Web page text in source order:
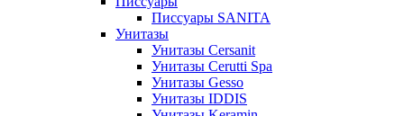
Писсуары SANITA
Унитазы
Унитазы Cersanit
Унитазы Cerutti Spa
Унитазы Gesso
Унитазы IDDIS